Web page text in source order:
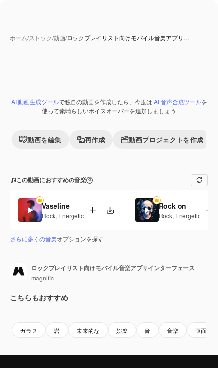
ホーム/ストック/動画/ロックプレイリスト向けモバイル音楽アプリ…
Premium
AI 動画生成ツールで独自の動画を作成したら、今度は AI 音声合成ツールを
使って素晴らしいボイスオーバーを追加しましょう
動画を編集 再作成 動画プロジェクトを作成
この動画におすすめの音楽
Vaseline
Rock, Energetic
Rock on
Rock, Energetic
さらに多くの音楽オプションを探す
ロックプレイリスト向けモバイル音楽アプリインターフェース
magnific
こちらもおすすめ
ガラス 岩 未来的な 娯楽 音 音楽 画面